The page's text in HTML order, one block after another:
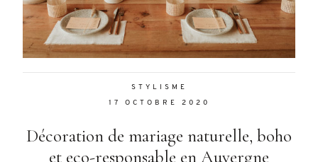
STYLISME
17 OCTOBRE 2020
Décoration de mariage naturelle, boho
et eco-responsable en Auvergne